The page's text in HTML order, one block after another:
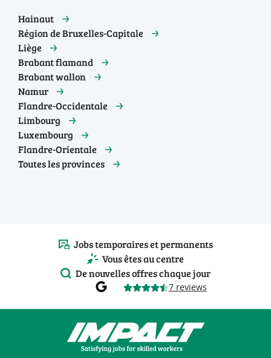
Hainaut
Région de Bruxelles-Capitale
Liège
Brabant flamand
Brabant wallon
Namur
Flandre-Occidentale
Limbourg
Luxembourg
Flandre-Orientale
Toutes les provinces
Jobs temporaires et permanents
Vous êtes au centre
De nouvelles offres chaque jour
7 reviews